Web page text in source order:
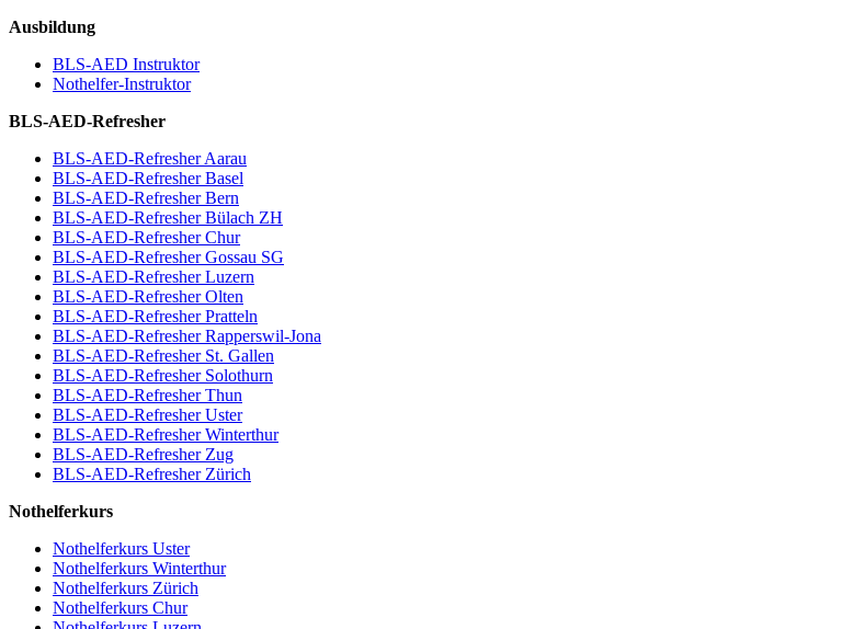
Ausbildung
BLS-AED Instruktor
Nothelfer-Instruktor
BLS-AED-Refresher
BLS-AED-Refresher Aarau
BLS-AED-Refresher Basel
BLS-AED-Refresher Bern
BLS-AED-Refresher Bülach ZH
BLS-AED-Refresher Chur
BLS-AED-Refresher Gossau SG
BLS-AED-Refresher Luzern
BLS-AED-Refresher Olten
BLS-AED-Refresher Pratteln
BLS-AED-Refresher Rapperswil-Jona
BLS-AED-Refresher St. Gallen
BLS-AED-Refresher Solothurn
BLS-AED-Refresher Thun
BLS-AED-Refresher Uster
BLS-AED-Refresher Winterthur
BLS-AED-Refresher Zug
BLS-AED-Refresher Zürich
Nothelferkurs
Nothelferkurs Uster
Nothelferkurs Winterthur
Nothelferkurs Zürich
Nothelferkurs Chur